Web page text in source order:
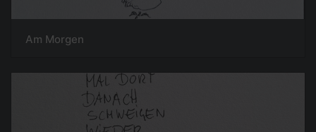
Am Morgen